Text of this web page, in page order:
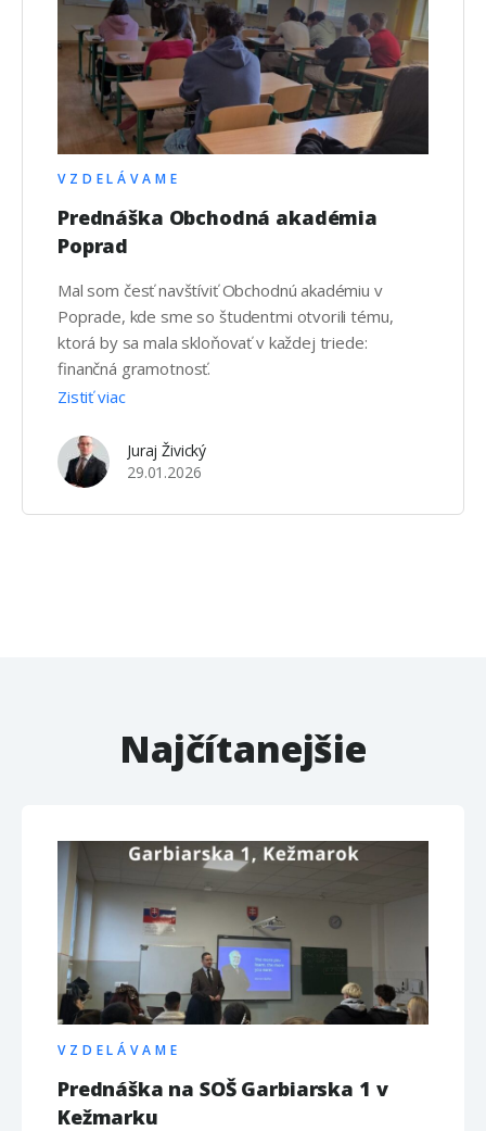
VZDELÁVAME
Prednáška Obchodná akadémia
Poprad
Mal som česť navštíviť Obchodnú akadémiu v
Poprade, kde sme so študentmi otvorili tému,
ktorá by sa mala skloňovať v každej triede:
finančná gramotnosť.
Zistiť viac
Juraj Živický
29.01.2026
Najčítanejšie
VZDELÁVAME
Prednáška na SOŠ Garbiarska 1 v
Kežmarku